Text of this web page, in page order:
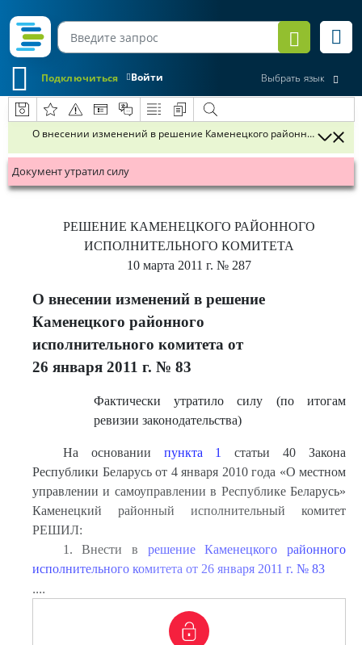
Войти
Подключиться Выбрать язык
О внесении изменений в решение Каменецкого районного
Документ утратил силу
РЕШЕНИЕ КАМЕНЕЦКОГО РАЙОННОГО
ИСПОЛНИТЕЛЬНОГО КОМИТЕТА
10 марта 2011 г. № 287
О внесении изменений в решение
Каменецкого районного
исполнительного комитета от
26 января 2011 г. № 83
Фактически утратило силу (по итогам
ревизии законодательства)
На основании пункта 1
статьи 40 Закона
Республики Беларусь от 4 января 2010 года «О местном
управлении и самоуправлении в Республике Беларусь»
Каменецкий районный исполнительный комитет
РЕШИЛ:
1. Внести в решение Каменецкого районного
исполнительного комитета от 26 января 2011 г. № 83
....